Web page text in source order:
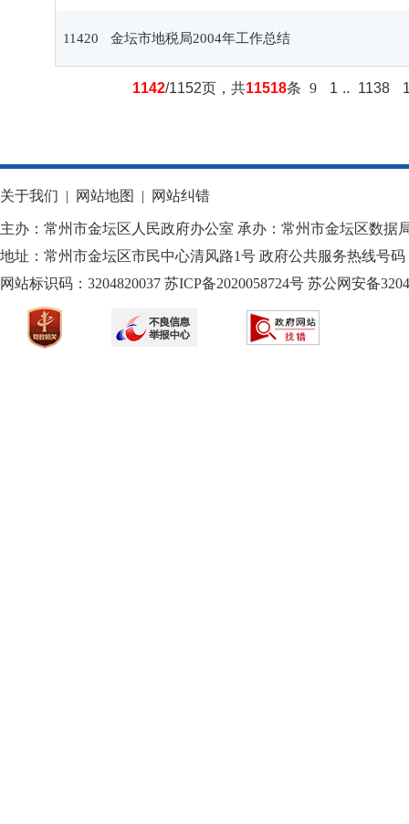
11420 金坛市地税局2004年工作总结
1142/1152页，共11518条 9 1 .. 1138
关于我们 | 网站地图 | 网站纠错
主办：常州市金坛区人民政府办公室 承办：常州市金坛区数据
地址：常州市金坛区市民中心清风路1号 政府公共服务热线号码
网站标识码：3204820037 苏ICP备2020058724号 苏公网安备